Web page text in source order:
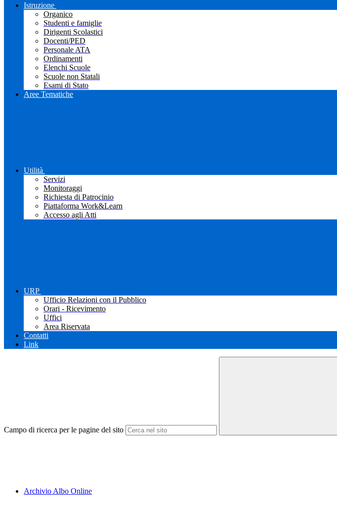
Istruzione
Organico
Studenti e famiglie
Dirigenti Scolastici
Docenti/PED
Personale ATA
Ordinamenti
Elenchi Scuole
Scuole non Statali
Esami di Stato
Aree Tematiche
Utilità
Servizi
Monitoraggi
Richiesta di Patrocinio
Piattaforma Work&Learn
Accesso agli Atti
URP
Ufficio Relazioni con il Pubblico
Orari - Ricevimento
Uffici
Area Riservata
Contatti
Link
Campo di ricerca per le pagine del sito
Archivio Albo Online